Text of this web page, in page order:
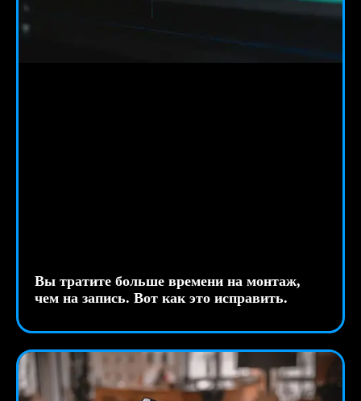
Вы тратите больше времени на монтаж,
чем на запись. Вот как это исправить.